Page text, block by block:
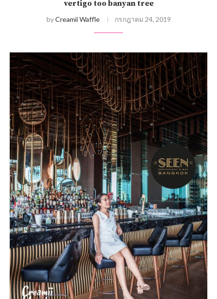
vertigo too banyan tree
byCreamii Waffle กรกฎาคม 24, 2019